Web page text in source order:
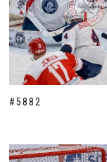
#5882